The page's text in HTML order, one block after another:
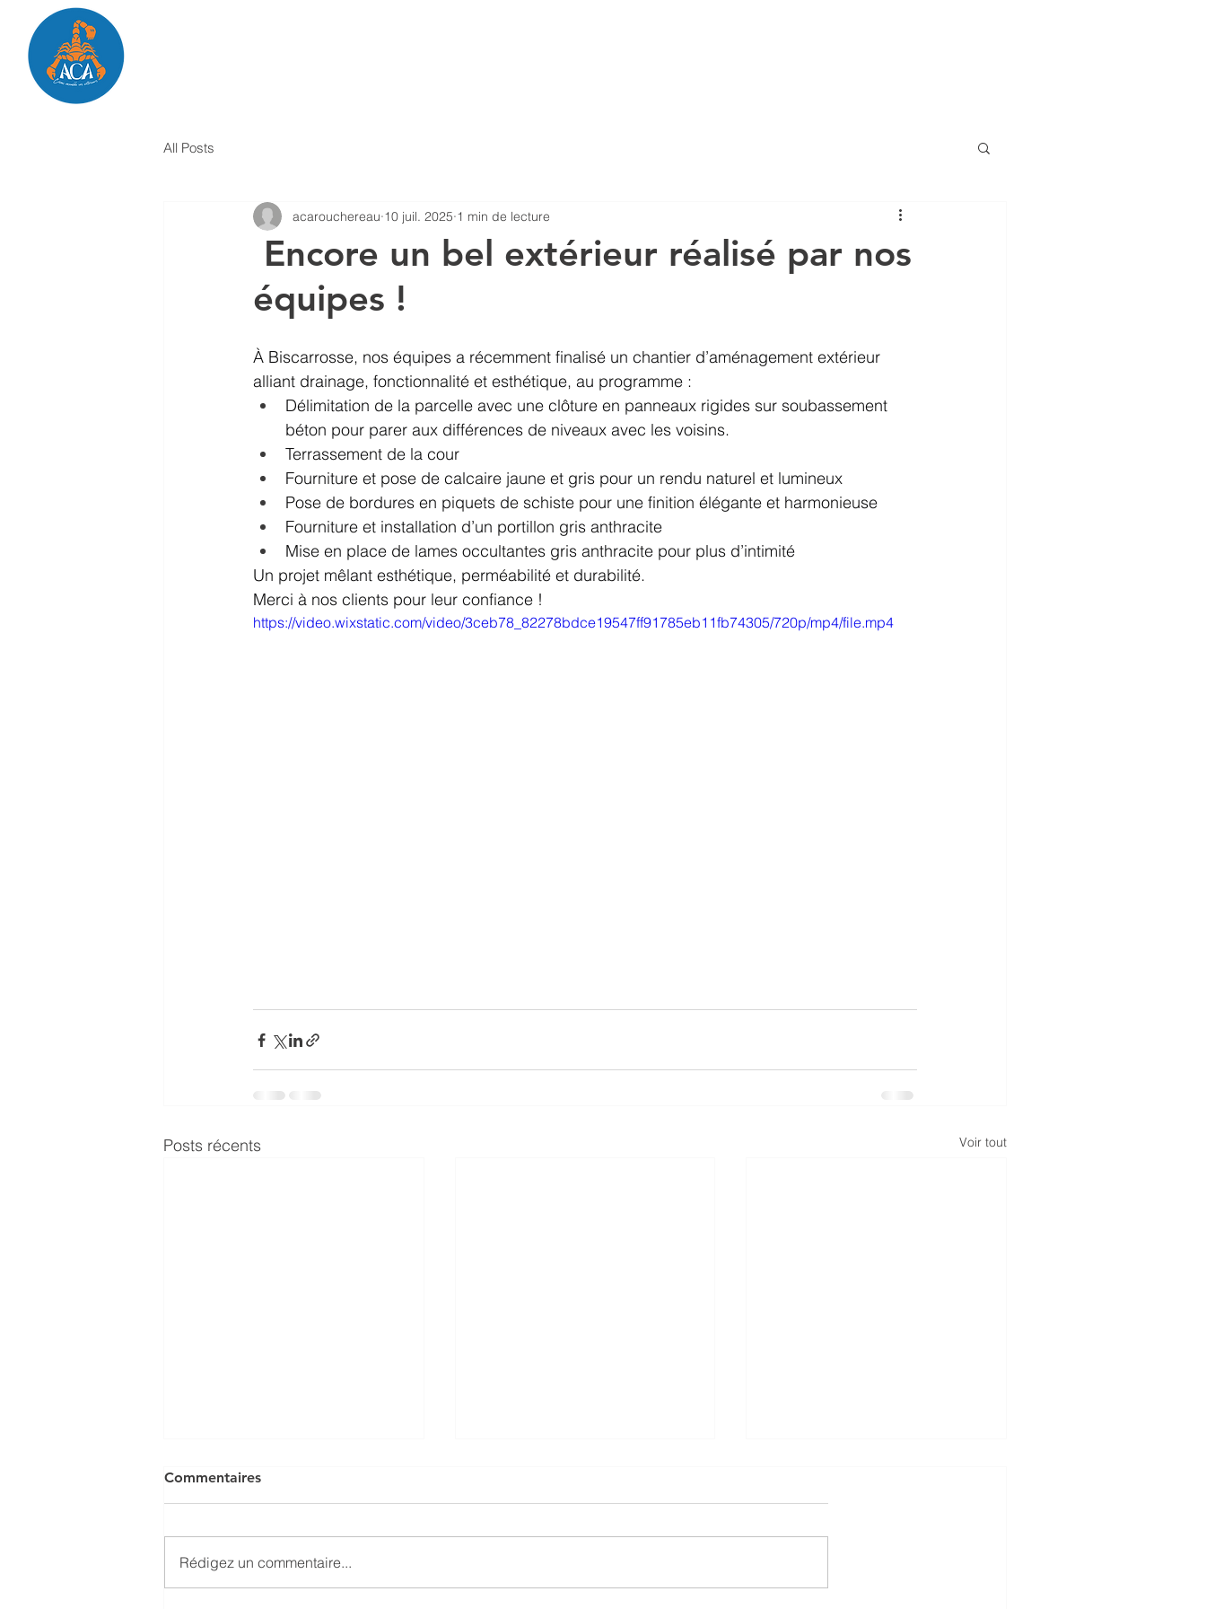
Présentation
All Posts
Encore un bel extérieur réalisé par nos
équipes !
acarouchereau 10 juil. 2025 1 min de lecture
À Biscarrosse, nos équipes a récemment finalisé un chantier d’aménagement extérieur
alliant drainage, fonctionnalité et esthétique, au programme :
Délimitation de la parcelle avec une clôture en panneaux rigides sur soubassement
béton pour parer aux différences de niveaux avec les voisins.
Terrassement de la cour
Fourniture et pose de calcaire jaune et gris pour un rendu naturel et lumineux
Pose de bordures en piquets de schiste pour une finition élégante et harmonieuse
Fourniture et installation d’un portillon gris anthracite
Mise en place de lames occultantes gris anthracite pour plus d’intimité
Un projet mêlant esthétique, perméabilité et durabilité.
Merci à nos clients pour leur confiance !
https://video.wixstatic.com/video/3ceb78_82278bdce19547ff91785eb11fb74305/720p/mp4/file.mp4
Posts récents Voir tout
Commentaires
Rédigez un commentaire...